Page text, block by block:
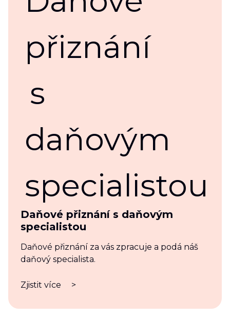
Daňové přiznání s daňovým
specialistou
Daňové přiznání za vás zpracuje a podá náš
daňový specialista.
Zjistit více >